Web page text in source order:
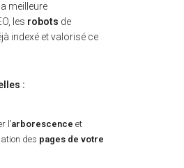
meilleure
les robots de
indexé et valorisé ce
:
l’arborescence et
des pages de votre